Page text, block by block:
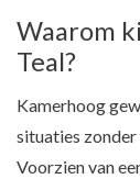
Waarom
Teal?
Kamerhoog
situaties
Voorzien van